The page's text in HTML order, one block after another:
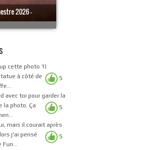
2026 -
5
cette photo 1)
à côté de
5
avec toi pour garder la
la photo. Ça
5
mais il courait après
j'ai pensé
Fun...